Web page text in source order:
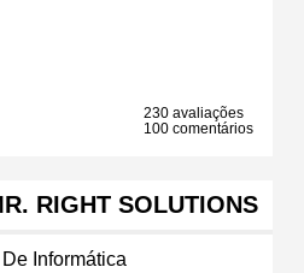
230 avaliações
100 comentários
RIGHT SOLUTIONS
De Informática